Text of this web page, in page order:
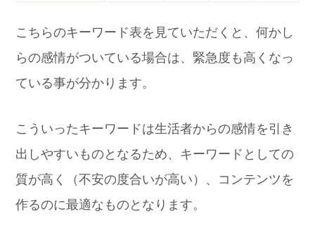
こちらのキーワード表を見ていただくと、何かし
らの感情がついている場合は、緊急度も高くなっ
ている事が分かります。
こういったキーワードは生活者からの感情を引き
出しやすいものとなるため、キーワードとしての
質が高く（不安の度合いが高い）、コンテンツを
作るのに最適なものとなります。